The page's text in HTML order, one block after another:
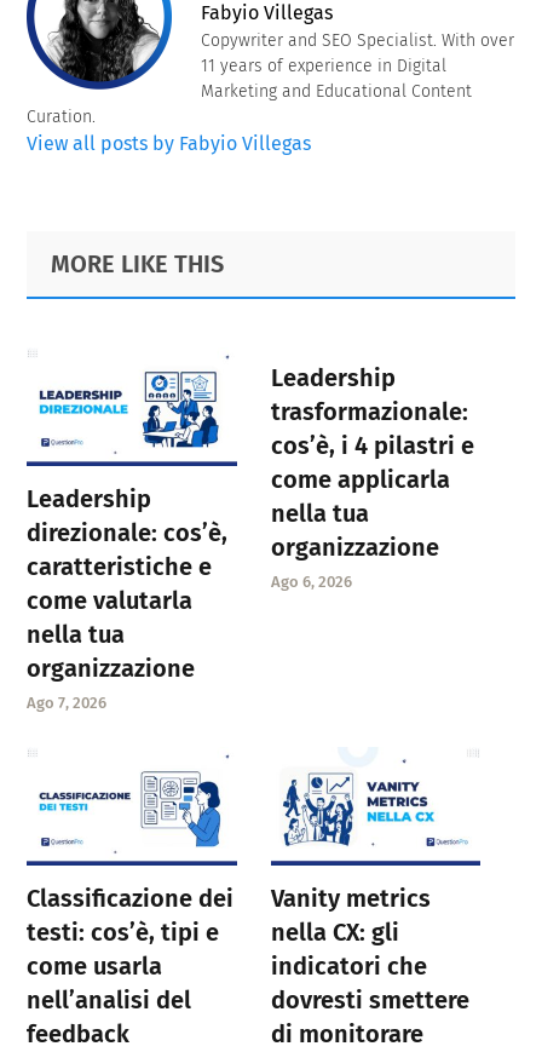
Fabyio Villegas
Copywriter and SEO Specialist. With over
11 years of experience in Digital
Marketing and Educational Content
Curation.
View all posts by Fabyio Villegas
Primary
Sidebar
Footer
MORE LIKE THIS
Leadership
direzionale: cos’è,
caratteristiche e
come valutarla
nella tua
organizzazione
Ago 7, 2026
Leadership
trasformazionale:
cos’è, i 4 pilastri e
come applicarla
nella tua
organizzazione
Ago 6, 2026
Classificazione dei
testi: cos’è, tipi e
come usarla
nell’analisi del
feedback
Vanity metrics
nella CX: gli
indicatori che
dovresti smettere
di monitorare